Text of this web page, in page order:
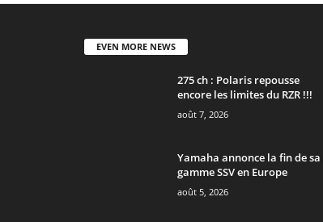
EVEN MORE NEWS
275 ch : Polaris repousse
encore les limites du RZR !!!
août 7, 2026
Yamaha annonce la fin de sa
gamme SSV en Europe
août 5, 2026